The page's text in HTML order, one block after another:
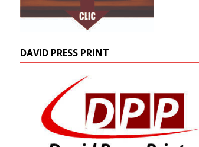
DAVID PRESS PRINT